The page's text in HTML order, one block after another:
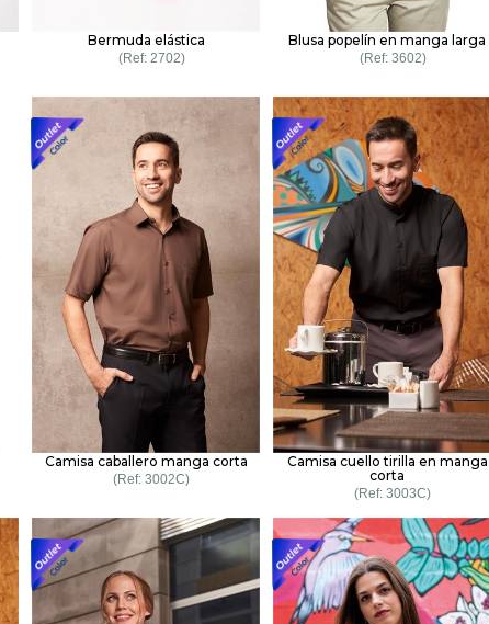
Bermuda elástica
2702
Blusa popelín en manga larga
3602
Camisa caballero manga corta
3002C
Camisa cuello tirilla en manga
corta
3003C